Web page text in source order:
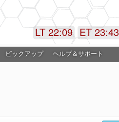
ET 23:44
LT 22:09
ピックアップ ヘルプ＆サポート